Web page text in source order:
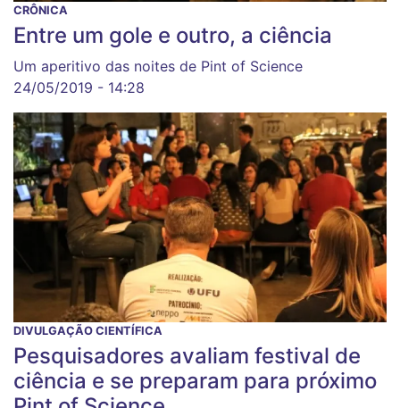
CRÔNICA
Entre um gole e outro, a ciência
Um aperitivo das noites de Pint of Science
24/05/2019 - 14:28
DIVULGAÇÃO CIENTÍFICA
Pesquisadores avaliam festival de
ciência e se preparam para próximo